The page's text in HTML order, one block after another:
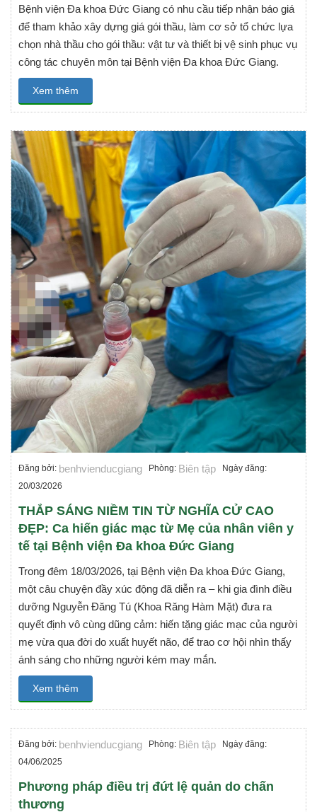
Bệnh viện Đa khoa Đức Giang có nhu cầu tiếp nhận báo giá
để tham khảo xây dựng giá gói thầu, làm cơ sở tổ chức lựa
chọn nhà thầu cho gói thầu: vật tư và thiết bị vệ sinh phục vụ
công tác chuyên môn tại Bệnh viện Đa khoa Đức Giang.
Xem thêm
Đăng bởi: benhvienducgiang Phòng: Biên tập Ngày đăng:
20/03/2026
THẮP SÁNG NIỀM TIN TỪ NGHĨA CỬ CAO
ĐẸP: Ca hiến giác mạc từ Mẹ của nhân viên y
tế tại Bệnh viện Đa khoa Đức Giang
Trong đêm 18/03/2026, tại Bệnh viện Đa khoa Đức Giang,
một câu chuyện đầy xúc động đã diễn ra – khi gia đình điều
dưỡng Nguyễn Đăng Tú (Khoa Răng Hàm Mặt) đưa ra
quyết định vô cùng dũng cảm: hiến tặng giác mạc của người
mẹ vừa qua đời do xuất huyết não, để trao cơ hội nhìn thấy
ánh sáng cho những người kém may mắn.
Xem thêm
Đăng bởi: benhvienducgiang Phòng: Biên tập Ngày đăng:
04/06/2025
Phương pháp điều trị đứt lệ quản do chấn
thương